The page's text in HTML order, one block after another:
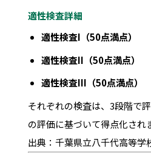
適性検査詳細
適性検査I（50点満点）
適性検査II（50点満点）
適性検査III（50点満点）
それぞれの検査は、3段階で
の評価に基づいて得点化され
出典：千葉県立八千代高等学